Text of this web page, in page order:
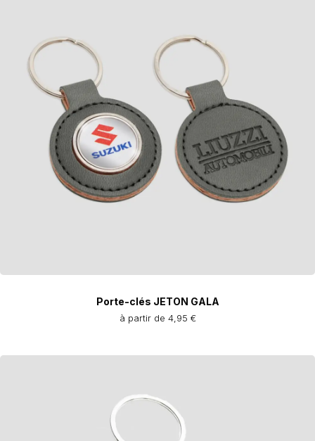
Porte-clés JETON GALA
à partir de 4,95 €